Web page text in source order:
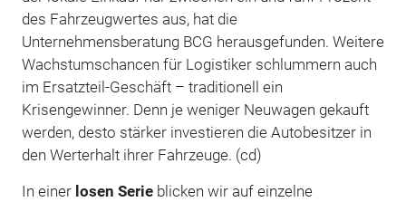
des Fahrzeugwertes aus, hat die
Unternehmensberatung BCG herausgefunden. Weitere
Wachstumschancen für Logistiker schlummern auch
im Ersatzteil-Geschäft – traditionell ein
Krisengewinner. Denn je weniger Neuwagen gekauft
werden, desto stärker investieren die Autobesitzer in
den Werterhalt ihrer Fahrzeuge. (cd)
In einer losen Serieblicken wir auf einzelne